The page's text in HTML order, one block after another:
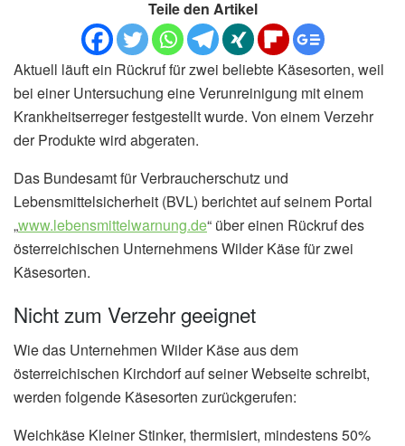
Teile den Artikel
Aktuell läuft ein Rückruf für zwei beliebte Käsesorten, weil
bei einer Untersuchung eine Verunreinigung mit einem
Krankheitserreger festgestellt wurde. Von einem Verzehr
der Produkte wird abgeraten.
Das Bundesamt für Verbraucherschutz und
Lebensmittelsicherheit (BVL) berichtet auf seinem Portal
„www.lebensmittelwarnung.de“ über einen Rückruf des
österreichischen Unternehmens Wilder Käse für zwei
Käsesorten.
Nicht zum Verzehr geeignet
Wie das Unternehmen Wilder Käse aus dem
österreichischen Kirchdorf auf seiner Webseite schreibt,
werden folgende Käsesorten zurückgerufen:
Weichkäse Kleiner Stinker, thermisiert, mindestens 50%